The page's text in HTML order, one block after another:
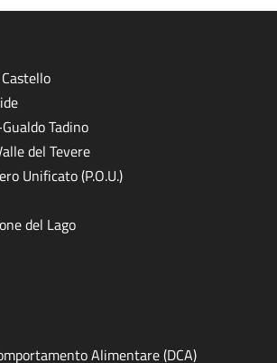
Tadino
del Tevere
Unificato (P.O.U.)
del Lago
Alimentare (DCA)